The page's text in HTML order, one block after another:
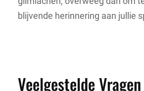
blijvende herinnering aan jullie
Veelgestelde